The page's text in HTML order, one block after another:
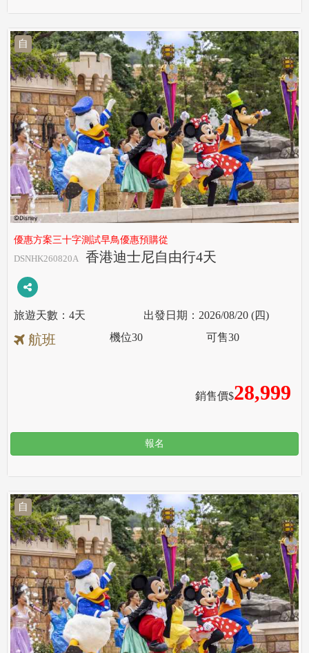
自
優惠方案三十字測試早鳥優惠預購從
DSNHK260820A
香港迪士尼自由行4天
4天 2026/08/20 (四)
航班
銷售價$28,999
機位30 可售30
報名
自